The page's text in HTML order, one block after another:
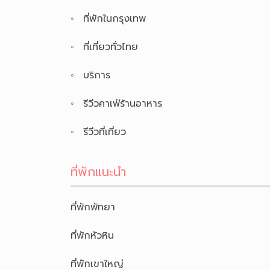
ที่พักในกรุงเทพ
ที่เที่ยวทั่วไทย
บริการ
รีวีวคาเฟ่ร้านอาหาร
รีวีวที่เที่ยว
ที่พักแนะนำ
ที่พักพัทยา
ที่พักหัวหิน
ที่พักเขาใหญ่